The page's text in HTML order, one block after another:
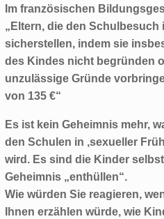
Im französischen
„Eltern, die den
sicherstellen, indem sie
des Kindes nicht begründen
unzulässige Gründe
von 135 €“
Es ist kein Geheimnis mehr,
den Schulen in ‚sexueller
wird. Es sind die Kinder
Geheimnis „enthüllen“.
Wie würden Sie reagieren,
Ihnen erzählen würde, wie